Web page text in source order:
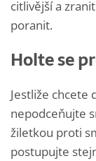
citlivější a
poranit.
Holte se
Jestliže chcete
nepodceňujte
žiletkou proti
postupujte